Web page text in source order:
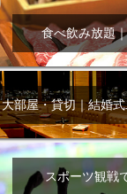
食べ飲み放題
大部屋・貸切｜結婚
スポーツ観戦